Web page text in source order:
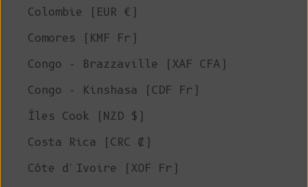
Colombie (EUR €)
Comores (KMF Fr)
Congo - Brazzaville (XAF CFA)
Congo - Kinshasa (CDF Fr)
Îles Cook (NZD $)
Costa Rica (CRC ₡)
Côte d'Ivoire (XOF Fr)